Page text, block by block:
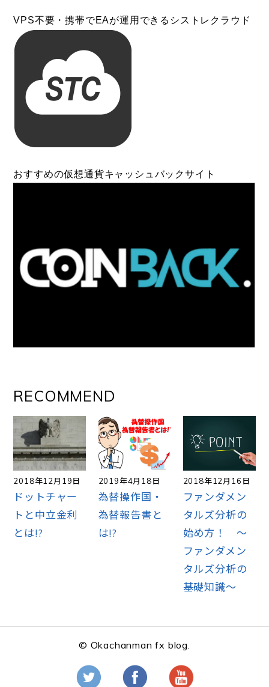
VPS不要・携帯でEAが運用できるシストレクラウド
おすすめの仮想通貨キャッシュバックサイト
RECOMMEND
2018年12月19日
ドットチャー
トと中立金利
とは!?
2019年4月18日
為替操作国・
為替報告書と
は!?
2018年12月16日
ファンダメン
タルズ分析の
始め方！ ～
ファンダメン
タルズ分析の
基礎知識～
© Okachanman fx blog.